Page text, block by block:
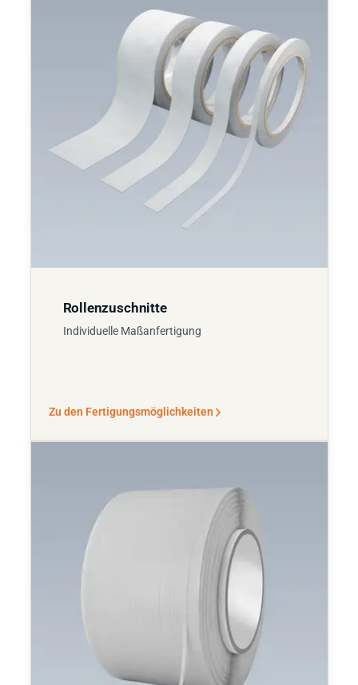
Rollenzuschnitte
Individuelle Maßanfertigung
Zu den Fertigungsmöglichkeiten